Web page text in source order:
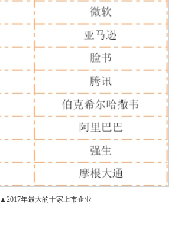
▲2017年最大的十家上市企业